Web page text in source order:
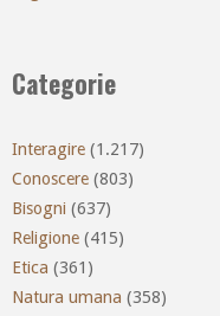
Categorie
Interagire (1.217)
Conoscere (803)
Bisogni (637)
Religione (415)
Etica (361)
Natura umana (358)